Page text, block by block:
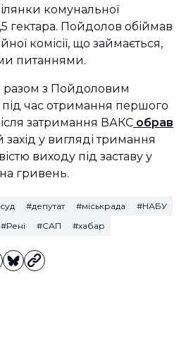
комунальної
гектара. Пойдолов обіймав
комісії, що займається,
питаннями.
разом з Пойдоловим
під час отримання першого
затримання ВАКС обрав
у вигляді тримання
виходу під заставу у
гривень.
#депутат #міськрада
#НАБУ
#Рені #САП #хабар